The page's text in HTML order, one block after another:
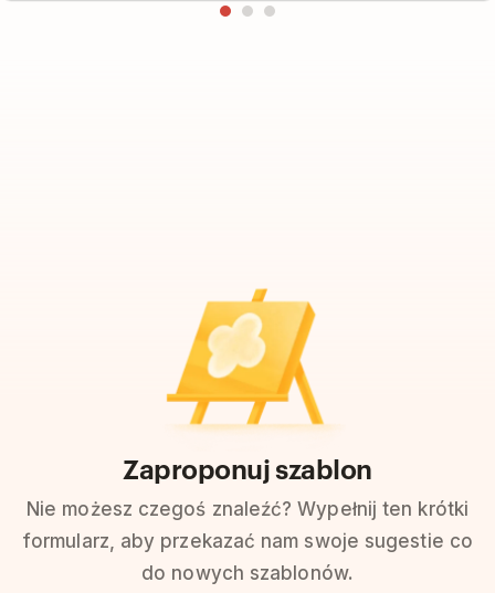
Zaproponuj szablon
Nie możesz czegoś znaleźć? Wypełnij ten krótki
formularz, aby przekazać nam swoje sugestie co
do nowych szablonów.